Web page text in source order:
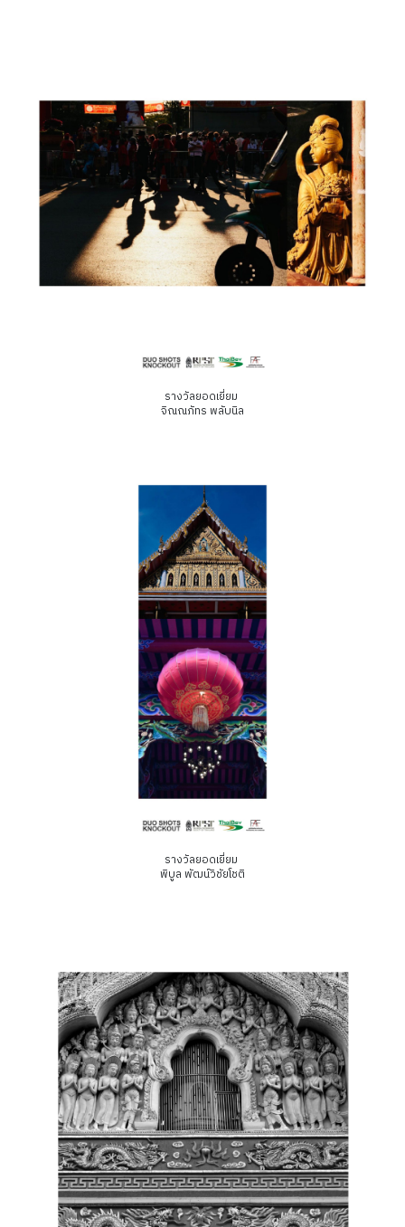
รางวัลยอดเยี่ยม
จิณณภัทร พลับนิล
รางวัลยอดเยี่ยม
พิบูล พัฒน์วิชัยโชติ